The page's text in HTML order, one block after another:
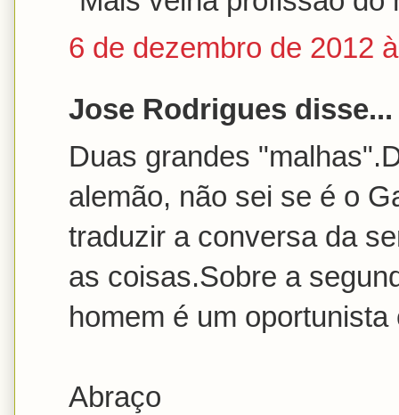
6 de dezembro de 2012
Jose Rodrigues disse...
Duas grandes
alemão, não sei se é o
traduzir a conversa da
as coisas.Sobre a
homem é um
Abraço